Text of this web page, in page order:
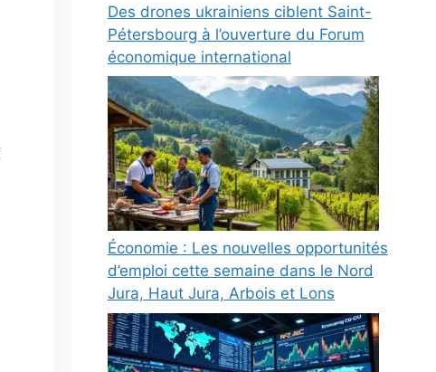
Des drones ukrainiens ciblent Saint-
Pétersbourg à l’ouverture du Forum
économique international
Économie : Les nouvelles opportunités
d’emploi cette semaine dans le Nord
Jura, Haut Jura, Arbois et Lons